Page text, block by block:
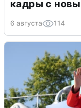
кадры с
6 августа 114